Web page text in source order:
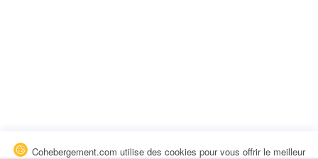
Cohebergement.com utilise des cookies pour vous offrir le meilleur